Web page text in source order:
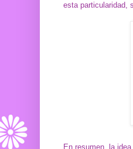
esta particularidad,
En resumen, la